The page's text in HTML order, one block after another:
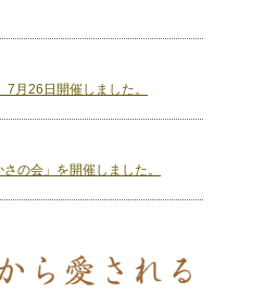
月26日開催しました。
の会」を開催しました。